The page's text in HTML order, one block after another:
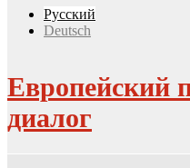
Русский
Deutsch
Европейский
диалог